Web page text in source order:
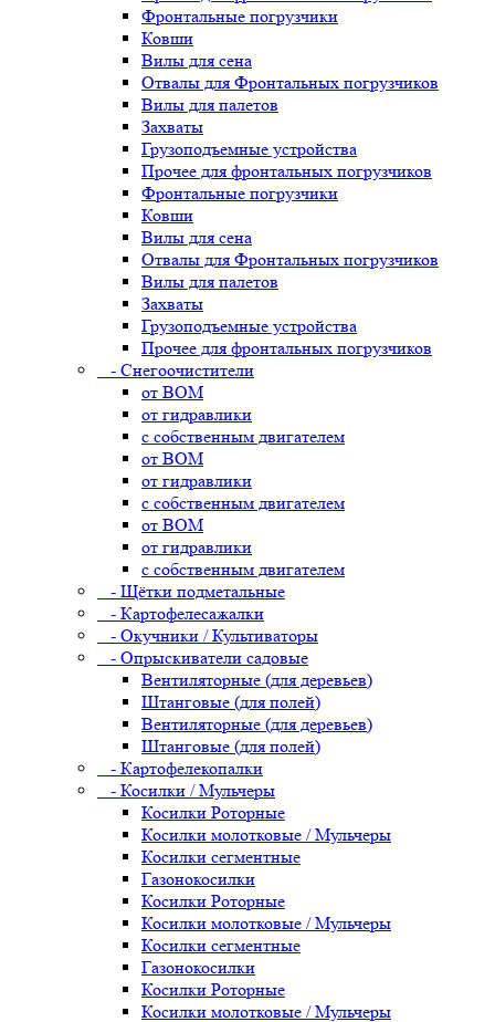
Фронтальные погрузчики
Ковши
Вилы для сена
Отвалы для Фронтальных погрузчиков
Вилы для палетов
Захваты
Грузоподъемные устройства
Прочее для фронтальных погрузчиков
Фронтальные погрузчики
Ковши
Вилы для сена
Отвалы для Фронтальных погрузчиков
Вилы для палетов
Захваты
Грузоподъемные устройства
Прочее для фронтальных погрузчиков
- Снегоочистители
от ВОМ
от гидравлики
с собственным двигателем
от ВОМ
от гидравлики
с собственным двигателем
от ВОМ
от гидравлики
с собственным двигателем
- Щётки подметальные
- Картофелесажалки
- Окучники / Культиваторы
- Опрыскиватели садовые
Вентиляторные (для деревьев)
Штанговые (для полей)
Вентиляторные (для деревьев)
Штанговые (для полей)
- Картофелекопалки
- Косилки / Мульчеры
Косилки Роторные
Косилки молотковые / Мульчеры
Косилки сегментные
Газонокосилки
Косилки Роторные
Косилки молотковые / Мульчеры
Косилки сегментные
Газонокосилки
Косилки Роторные
Косилки молотковые / Мульчеры